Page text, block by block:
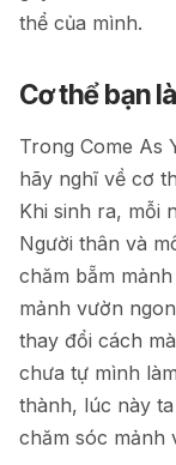
thể của mình.
Cơ thể bạn
Trong Come As
hãy nghĩ về cơ
Khi sinh ra, mỗi
Người thân và
chăm bẵm
mảnh vườn
thay đổi cách
chưa tự mình
thành, lúc này
chăm sóc mảnh